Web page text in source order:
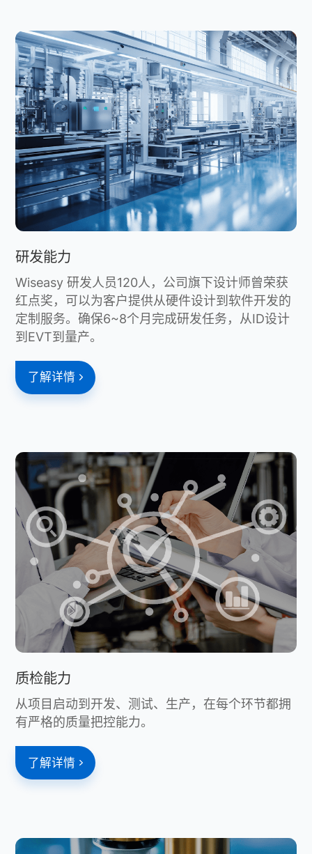
研发能力
Wiseasy 研发人员120人，公司旗下设计师曾荣获
红点奖，可以为客户提供从硬件设计到软件开发的
定制服务。确保6~8个月完成研发任务，从ID设计
到EVT到量产。
了解详情
质检能力
从项目启动到开发、测试、生产，在每个环节都拥
有严格的质量把控能力。
了解详情